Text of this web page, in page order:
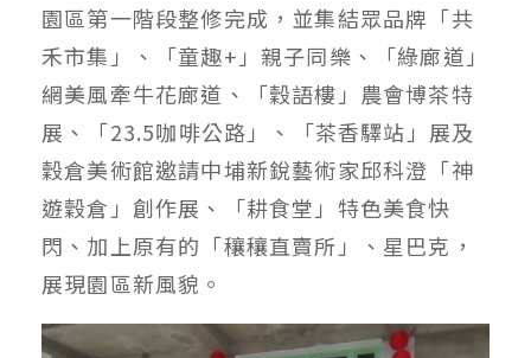
園區第一階段整修完成，並集結眾品牌「共
禾市集」、「童趣+」親子同樂、「綠廊道」
網美風牽牛花廊道、「穀語樓」農會博茶特
展、「23.5咖啡公路」、「茶香驛站」展及
穀倉美術館邀請中埔新銳藝術家邱科澄「神
遊穀倉」創作展、「耕食堂」特色美食快
閃、加上原有的「穰穰直賣所」、星巴克，
展現園區新風貌。